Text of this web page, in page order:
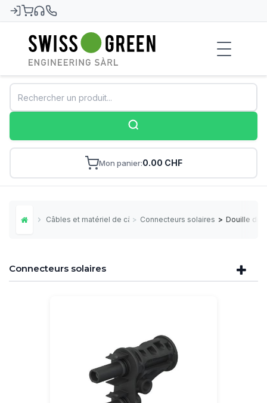
Swiss-Green
Mon panier 0.00 CHF
Home Câbles et matériel de câblage
> Connecteurs solaires > Douille de
Connecteurs solaires